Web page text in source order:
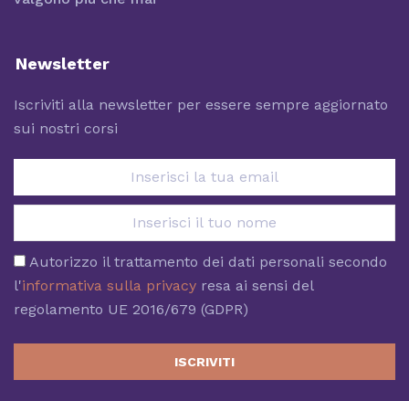
Newsletter
Iscriviti alla newsletter per essere sempre aggiornato
sui nostri corsi
Autorizzo il trattamento dei dati personali secondo
l'informativa sulla privacy resa ai sensi del
regolamento UE 2016/679 (GDPR)
ISCRIVITI